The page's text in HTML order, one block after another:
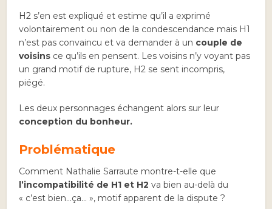
H2 s’en est expliqué et estime qu’il a exprimé
volontairement ou non de la condescendance mais H1
n’est pas convaincu et va demander à un couple de
voisins ce qu’ils en pensent. Les voisins n’y voyant pas
un grand motif de rupture, H2 se sent incompris,
piégé.
Les deux personnages échangent alors sur leur
conception du bonheur.
Problématique
Comment Nathalie Sarraute montre-t-elle que
l’incompatibilité de H1 et H2 va bien au-delà du
« c’est bien…ça… », motif apparent de la dispute ?